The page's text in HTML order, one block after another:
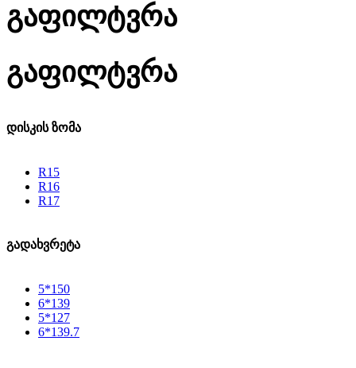
გაფილტვრა
გაფილტვრა
დისკის ზომა
R15
R16
R17
გადახვრეტა
5*150
6*139
5*127
6*139.7